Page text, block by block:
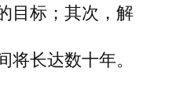
目标；其次，解
长达数十年。